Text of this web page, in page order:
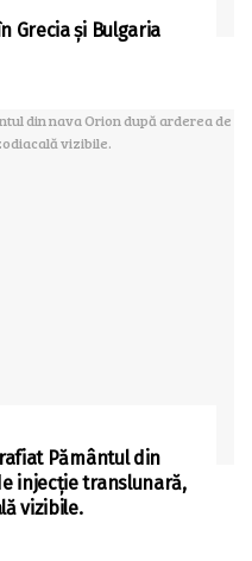
Grecia și Bulgaria
Pământul din
injecție translunară,
vizibile.